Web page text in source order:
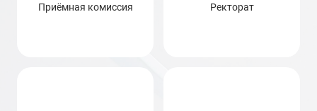
Приёмная комиссия Ректорат